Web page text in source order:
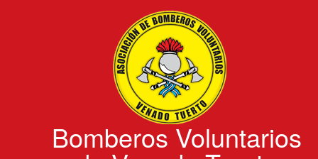
Bomberos Voluntarios